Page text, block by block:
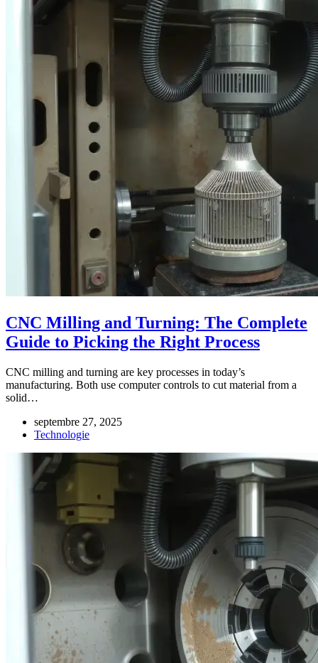
CNC Milling and Turning: The Complete
Guide to Picking the Right Process
CNC milling and turning are key processes in today’s
manufacturing. Both use computer controls to cut material from a
solid…
septembre 27, 2025
Technologie